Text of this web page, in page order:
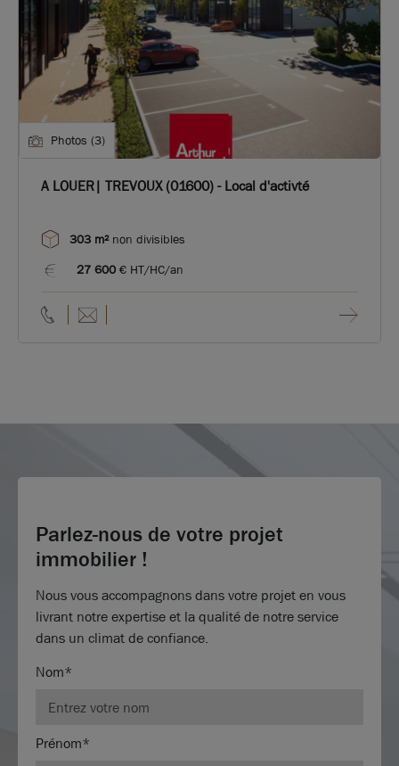
Photos (3)
A LOUER| TREVOUX (01600) - Local d'activté
303 m²non divisibles
27 600 € HT/HC/an
Parlez-nous de votre projet
immobilier !
Nous vous accompagnons dans votre projet en vous
livrant notre expertise et la qualité de notre service
dans un climat de confiance.
Nom*
Prénom*